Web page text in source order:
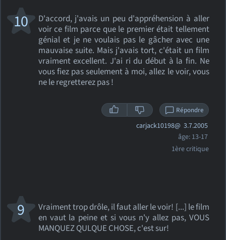
D'accord, j'avais un peu d'appréhension à aller
voir ce film parce que le premier était tellement
génial et je ne voulais pas le gâcher avec une
mauvaise suite. Mais j'avais tort, c'était un film
vraiment excellent. J'ai ri du début à la fin. Ne
vous fiez pas seulement à moi, allez le voir, vous
ne le regretterez pas !
10
Répondre
carjack10198@ 3.7.2005
âge: 13-17
1ère critique
Vraiment trop drôle, il faut aller le voir! [...] le film
en vaut la peine et si vous n'y allez pas, VOUS
MANQUEZ QULQUE CHOSE, c'est sur!
9